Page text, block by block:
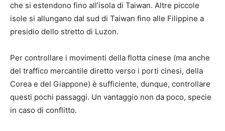
che si estendono fino all’isola di Taiwan. Altre piccole
isole si allungano dal sud di Taiwan fino alle Filippine a
presidio dello stretto di Luzon.
Per controllare i movimenti della flotta cinese (ma anche
del traffico mercantile diretto verso i porti cinesi, della
Corea e del Giappone) è sufficiente, dunque, controllare
questi pochi passaggi. Un vantaggio non da poco, specie
in caso di conflitto.